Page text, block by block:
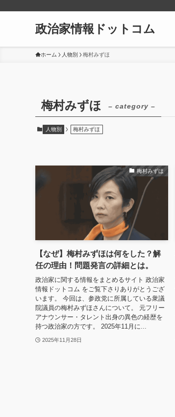
政治家情報ドットコム
ホーム 人物別 梅村みずほ
梅村みずほ – category –
人物別 梅村みずほ
梅村みずほ
【なぜ】梅村みずほは何をした？解
任の理由！問題発言の詳細とは。
政治家に関する情報をまとめるサイト 政治家
情報ドットコム をご覧下さりありがとうござ
います。 今回は、参政党に所属している衆議
院議員の梅村みずほさんについて。 元フリー
アナウンサー・タレント出身の異色の経歴を
持つ政治家の方です。 2025年11月に...
2025年11月28日